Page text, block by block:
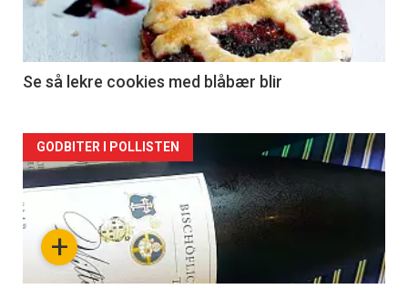
Se så lekre cookies med blåbær blir
Forsiden
akkurat
nå+
GODBITER I POLLISTEN